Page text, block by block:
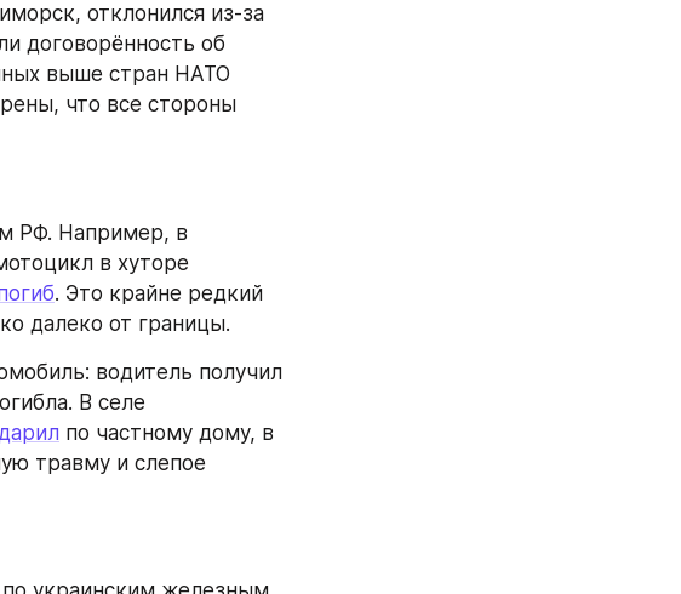
отклонился из-за
договорённость об
выше стран НАТО
что все стороны
. Это крайне редкий
далеко от границы.
водитель получил
по частному дому, в
травму и слепое